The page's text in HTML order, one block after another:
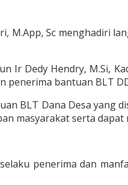
M.App, Sc menghadiri
Dedy Hendry, M.Si,
bantuan BLT
BLT Dana Desa yang
masyarakat serta
penerima dan